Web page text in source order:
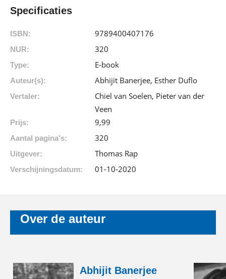
Specificaties
ISBN: 9789400407176
NUR: 320
Type: E-book
Auteur(s): Abhijit Banerjee, Esther Duflo
Vertaler:
Chiel van Soelen, Pieter van der
Veen
Prijs: 9,99
Aantal pagina's: 320
Uitgever: Thomas Rap
Verschijningsdatum: 01-10-2020
Over de auteur
Abhijit Banerjee